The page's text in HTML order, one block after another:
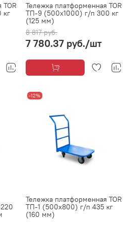
кг
Тележка платформенная TOR
ТП-9 (500х1000) г/п 300 кг
(125 мм)
8 817 руб.
7 780.37 руб./шт
-12%
Тележка платформенная TOR
ТП-1 (500х800) г/п 435 кг
(160 мм)